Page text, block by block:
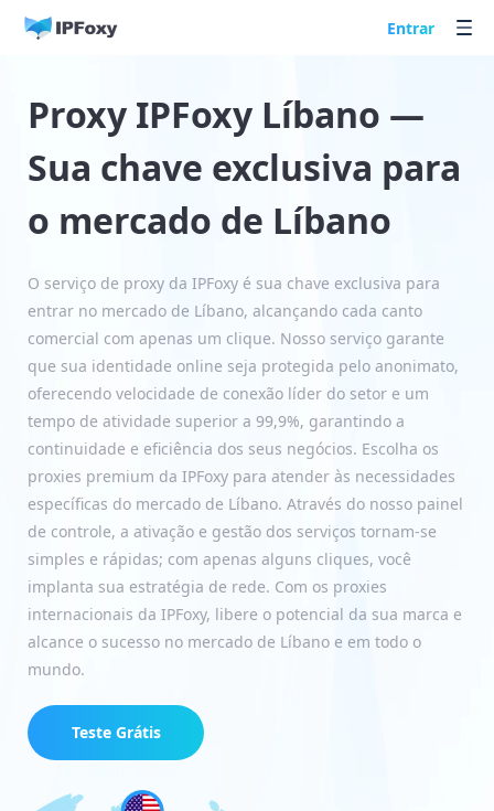
Entrar
Proxy IPFoxy Líbano —
Sua chave exclusiva para
o mercado de Líbano
O serviço de proxy da IPFoxy é sua chave exclusiva para
entrar no mercado de Líbano, alcançando cada canto
comercial com apenas um clique. Nosso serviço garante
que sua identidade online seja protegida pelo anonimato,
oferecendo velocidade de conexão líder do setor e um
tempo de atividade superior a 99,9%, garantindo a
continuidade e eficiência dos seus negócios. Escolha os
proxies premium da IPFoxy para atender às necessidades
específicas do mercado de Líbano. Através do nosso painel
de controle, a ativação e gestão dos serviços tornam-se
simples e rápidas; com apenas alguns cliques, você
implanta sua estratégia de rede. Com os proxies
internacionais da IPFoxy, libere o potencial da sua marca e
alcance o sucesso no mercado de Líbano e em todo o
mundo.
Teste Grátis